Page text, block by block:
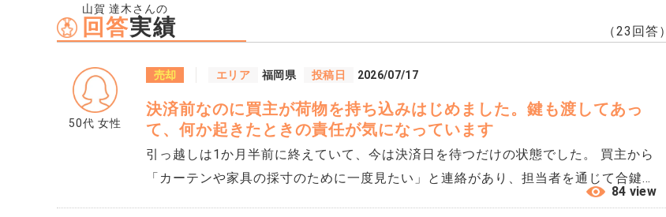
山賀 達木さんの
回答実績 （23回答）
50代 女性
売却 エリア 福岡県 投稿日 2026/07/17
84 view
決済前なのに買主が荷物を持ち込みはじめました。鍵も渡してあっ
て、何か起きたときの責任が気になっています
引っ越しは1か月半前に終えていて、今は決済日を待つだけの状態でした。 買主から
「カーテンや家具の採寸のために一度見たい」と連絡があり、担当者を通じて合鍵を